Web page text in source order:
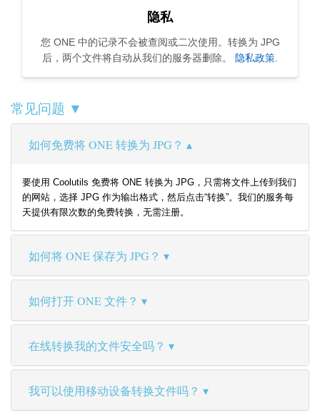
隐私
您 ONE 中的记录不会被查阅或二次使用。转换为 JPG
后，两个文件将自动从我们的服务器删除。
隐私政策.
常见问题 ▼
如何免费将 ONE 转换为 JPG？
要使用 Coolutils 免费将 ONE 转换为 JPG，只需将文件上传到我们
的网站，选择 JPG 作为输出格式，然后点击“转换”。我们的服务每
天提供有限次数的免费转换，无需注册。
如何将 ONE 保存为 JPG？
如何打开 ONE 文件？
在线转换我的文件安全吗？
我可以使用移动设备转换文件吗？